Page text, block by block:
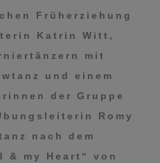
Früherziehung
Katrin Witt,
mit
und einem
der Gruppe
Romy
nach dem
& my Heart“ von